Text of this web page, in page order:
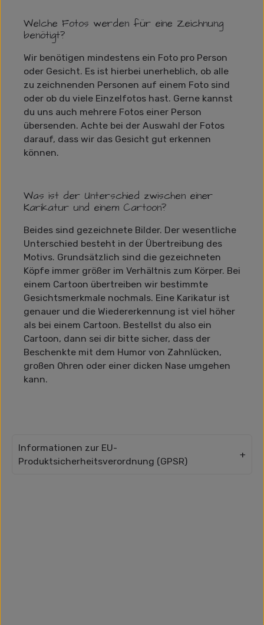
Welche Fotos werden für eine Zeichnung
benötigt?
Wir benötigen mindestens ein Foto pro Person
oder Gesicht. Es ist hierbei unerheblich, ob alle
zu zeichnenden Personen auf einem Foto sind
oder ob du viele Einzelfotos hast. Gerne kannst
du uns auch mehrere Fotos einer Person
übersenden. Achte bei der Auswahl der Fotos
darauf, dass wir das Gesicht gut erkennen
können.
Was ist der Unterschied zwischen einer
Karikatur und einem Cartoon?
Beides sind gezeichnete Bilder. Der wesentliche
Unterschied besteht in der Übertreibung des
Motivs. Grundsätzlich sind die gezeichneten
Köpfe immer größer im Verhältnis zum Körper. Bei
einem Cartoon übertreiben wir bestimmte
Gesichtsmerkmale nochmals. Eine Karikatur ist
genauer und die Wiedererkennung ist viel höher
als bei einem Cartoon. Bestellst du also ein
Cartoon, dann sei dir bitte sicher, dass der
Beschenkte mit dem Humor von Zahnlücken,
großen Ohren oder einer dicken Nase umgehen
kann.
Informationen zur EU-
Produktsicherheitsverordnung (GPSR)